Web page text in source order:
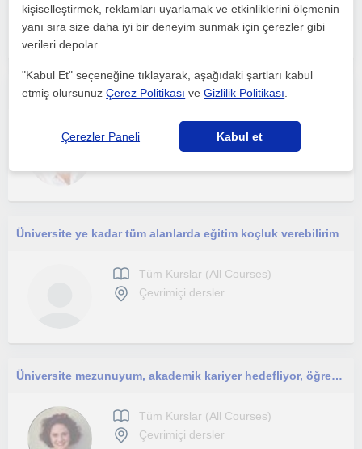
Çevrimiçi dersler
Tüm Kurslar (All Courses)
Çevrimiçi dersler
Üniversite ye kadar tüm alanlarda eğitim koçluk verebilirim
Tüm Kurslar (All Courses)
Çevrimiçi dersler
Üniversite mezunuyum, akademik kariyer hedefliyor, öğretme deneyimi kazanırken öğrencilerimin gelişimine katkı sağlamayı amaçlıyor
Tüm Kurslar (All Courses)
Çevrimiçi dersler
kişiselleştirmek, reklamları uyarlamak ve etkinliklerini ölçmenin
yanı sıra size daha iyi bir deneyim sunmak için çerezler gibi
verileri depolar.
"Kabul Et" seçeneğine tıklayarak, aşağıdaki şartları kabul
etmiş olursunuzÇerez Politikası veGizlilik Politikası
Çerezler Paneli Kabul et